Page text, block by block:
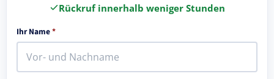
Rückruf innerhalb weniger Stunden
Ihr Name*